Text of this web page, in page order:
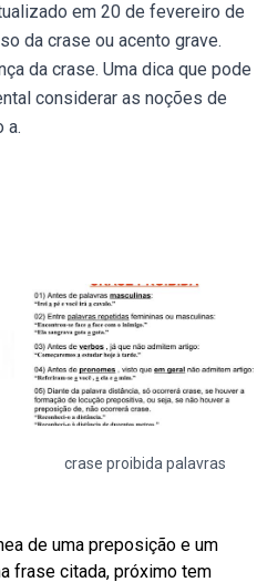
em 20 de fevereiro de
da crase ou acento grave.
da crase. Uma dica que pode
considerar as noções de
a.
crase proibida palavras
de uma preposição e um
frase citada, próximo tem